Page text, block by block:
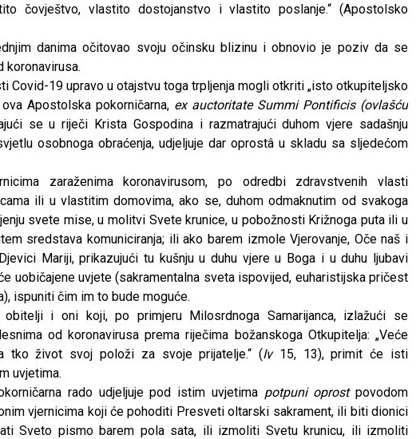
čovještvo, vlastito dostojanstvo i vlastito poslanje.“ (Apostolsko
danima očitovao svoju očinsku blizinu i obnovio je poziv da se
koronavirusa.
Covid-19 upravo u otajstvu toga trpljenja mogli otkriti „isto otkupiteljsko
Apostolska pokorničarna, ex auctoritate Summi Pontificis (ovlašću
se u riječi Krista Gospodina i razmatrajući duhom vjere sadašnju
osobnoga obraćenja, udjeljuje dar oprostâ u skladu sa sljedećom
zaraženima koronavirusom, po odredbi zdravstvenih vlasti
ili u vlastitim domovima, ako se, duhom odmaknutim od svakoga
svete mise, u molitvi Svete krunice, u pobožnosti Križnoga puta ili u
sredstava komuniciranja; ili ako barem izmole Vjerovanje, Oče naš i
Mariji, prikazujući tu kušnju u duhu vjere u Boga i u duhu ljubavi
uobičajene uvjete (sakramentalna sveta ispovijed, euharistijska pričest
ispuniti čim im to bude moguće.
obitelji i oni koji, po primjeru Milosrdnoga Samarijanca, izlažući se
od koronavirusa prema riječima božanskoga Otkupitelja: „Veće
tko život svoj položi za svoje prijatelje.“ (Iv15, 13), primit će isti
uvjetima.
rado udjeljuje pod istim uvjetima potpuni oprostpovodom
vjernicima koji će pohoditi Presveti oltarski sakrament, ili biti dionici
Sveto pismo barem pola sata, ili izmoliti Svetu krunicu, ili izmoliti
pretvara u optužnicu
CNAK
Smrtovdan nadbiskupa Petra Čule